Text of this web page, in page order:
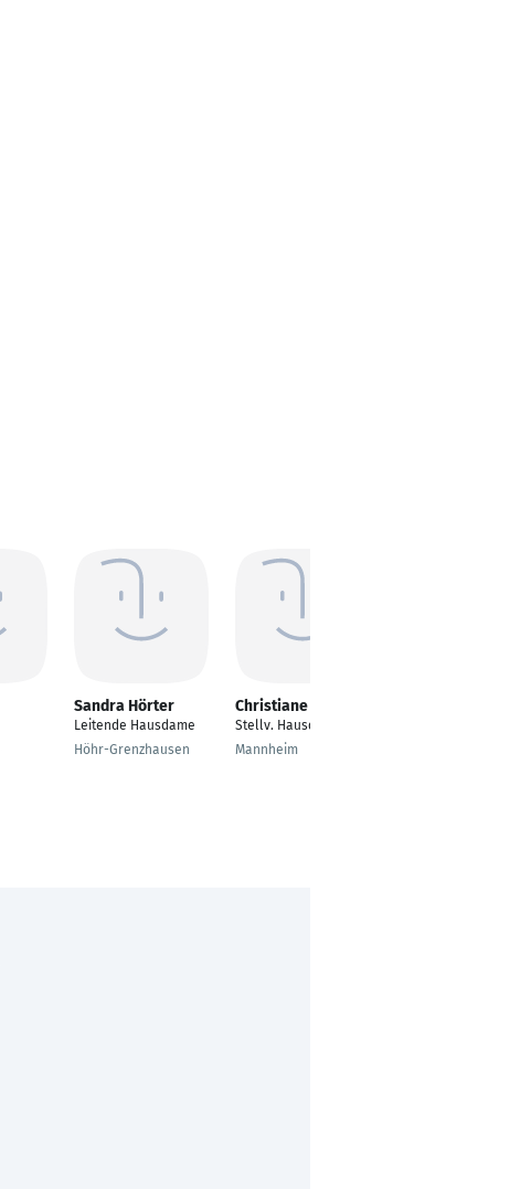
Sandra Hörter
Leitende Hausdame
Höhr-Grenzhausen
Christiane Franke
Stellv. Hausdame
Mannheim